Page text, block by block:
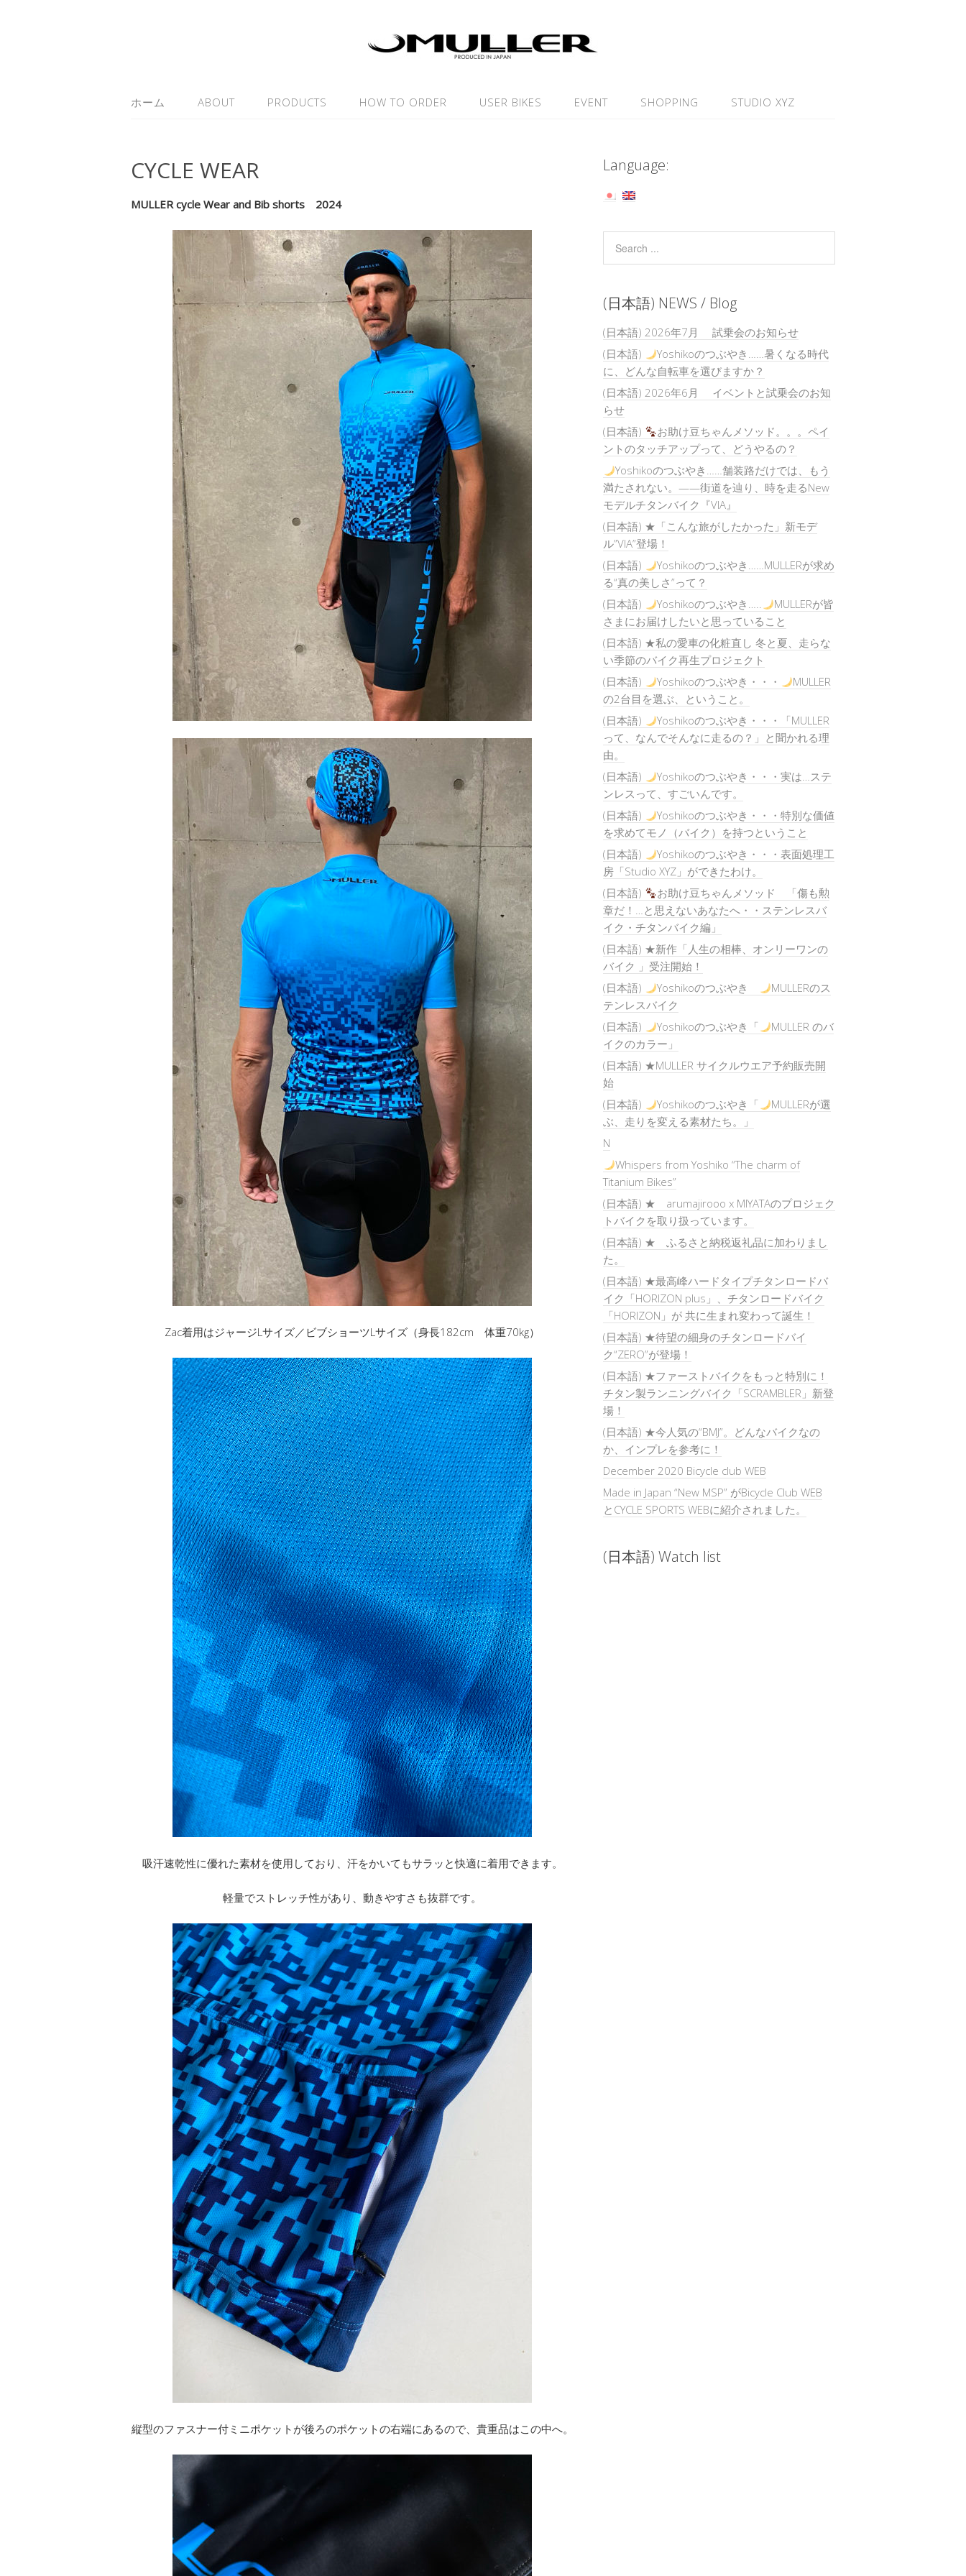
ホーム ABOUT PRODUCTS HOW TO ORDER USER BIKES EVENT SHOPPING STUDIO XYZ
CYCLE WEAR
MULLER cycle Wear and Bib shorts 2024
Zac着用はジャージLサイズ／ビブショーツLサイズ（身長182cm 体重70kg）
吸汗速乾性に優れた素材を使用しており、汗をかいてもサラッと快適に着用できます。
軽量でストレッチ性があり、動きやすさも抜群です。
縦型のファスナー付ミニポケットが後ろのポケットの右端にあるので、貴重品はこの中へ。
Language:
(日本語) NEWS / Blog
(日本語) 2026年7月 試乗会のお知らせ
(日本語)
Yoshikoのつぶやき……暑くなる時代
に、どんな自転車を選びますか？
(日本語) 2026年6月 イベントと試乗会のお知
らせ
(日本語)
お助け豆ちゃんメソッド。。。ペイ
ントのタッチアップって、どうやるの？
Yoshikoのつぶやき……舗装路だけでは、もう
満たされない。——街道を辿り、時を走るNew
モデルチタンバイク『VIA』
(日本語) ★「こんな旅がしたかった」新モデ
ル”VIA”登場！
(日本語)
Yoshikoのつぶやき……MULLERが求め
る“真の美しさ”って？
(日本語)
Yoshikoのつぶやき…..
MULLERが皆
さまにお届けしたいと思っていること
(日本語) ★私の愛車の化粧直し 冬と夏、走らな
い季節のバイク再生プロジェクト
(日本語)
Yoshikoのつぶやき・・・
MULLER
の2台目を選ぶ、ということ。
(日本語)
Yoshikoのつぶやき・・・「MULLER
って、なんでそんなに走るの？」と聞かれる理
由。
(日本語)
Yoshikoのつぶやき・・・実は…ステ
ンレスって、すごいんです。
(日本語)
Yoshikoのつぶやき・・・特別な価値
を求めてモノ（バイク）を持つということ
(日本語)
Yoshikoのつぶやき・・・表面処理工
房「Studio XYZ」ができたわけ。
(日本語)
お助け豆ちゃんメソッド 「傷も勲
章だ！…と思えないあなたへ・・ステンレスバ
イク・チタンバイク編」
(日本語) ★新作「人生の相棒、オンリーワンの
バイク 」受注開始！
(日本語)
Yoshikoのつぶやき
MULLERのス
テンレスバイク
(日本語)
Yoshikoのつぶやき「
MULLER のバ
イクのカラー」
(日本語) ★MULLER サイクルウエア予約販売開
始
(日本語)
Yoshikoのつぶやき「
MULLERが選
ぶ、走りを変える素材たち。」
N
Whispers from Yoshiko “The charm of
Titanium Bikes”
(日本語) ★ arumajirooo x MIYATAのプロジェク
トバイクを取り扱っています。
(日本語) ★ ふるさと納税返礼品に加わりまし
た。
(日本語) ★最高峰ハードタイプチタンロードバ
イク「HORIZON plus」、チタンロードバイク
「HORIZON」が 共に生まれ変わって誕生！
(日本語) ★待望の細身のチタンロードバイ
ク“ZERO”が登場！
(日本語) ★ファーストバイクをもっと特別に！
チタン製ランニングバイク「SCRAMBLER」新登
場！
(日本語) ★今人気の“BMJ”。どんなバイクなの
か、インプレを参考に！
December 2020 Bicycle club WEB
Made in Japan “New MSP” がBicycle Club WEB
とCYCLE SPORTS WEBに紹介されました。
(日本語) Watch list